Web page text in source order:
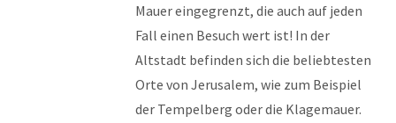
Mauer eingegrenzt, die auch auf jeden
Fall einen Besuch wert ist! In der
Altstadt befinden sich die beliebtesten
Orte von Jerusalem, wie zum Beispiel
der Tempelberg oder die Klagemauer.